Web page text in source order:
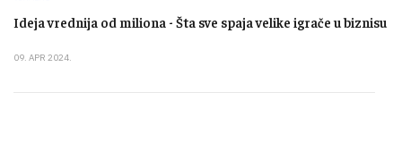
Ideja vrednija od miliona - Šta sve spaja velike igrače u biznisu
09. APR 2024.